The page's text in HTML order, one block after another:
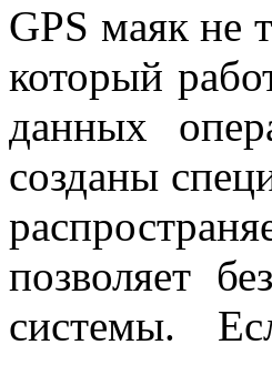
GPS маяк не
который
данных
созданы
позволяет
системы.